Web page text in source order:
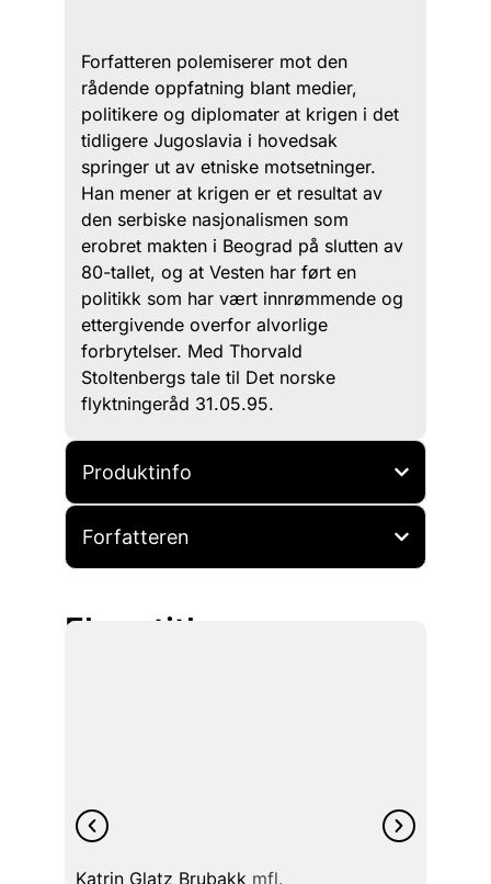
Forfatteren polemiserer mot den
rådende oppfatning blant medier,
politikere og diplomater at krigen i det
tidligere Jugoslavia i hovedsak
springer ut av etniske motsetninger.
Han mener at krigen er et resultat av
den serbiske nasjonalismen som
erobret makten i Beograd på slutten av
80-tallet, og at Vesten har ført en
politikk som har vært innrømmende og
ettergivende overfor alvorlige
forbrytelser. Med Thorvald
Stoltenbergs tale til Det norske
flyktningeråd 31.05.95.
Produktinfo
Forfatteren
Flere titler
Katrin Glatz Brubakk mfl.